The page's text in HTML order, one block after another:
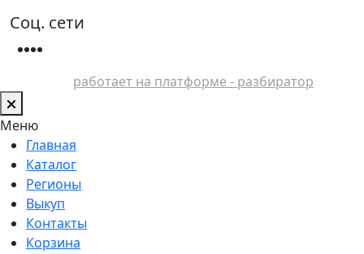
Соц. сети
работает на платформе - разбиратор
Меню
Главная
Каталог
Регионы
Выкуп
Контакты
Корзина